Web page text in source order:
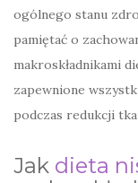
ogólnego stanu
pamiętać o
makroskładnikami
zapewnione
podczas redukcji
Jak dieta